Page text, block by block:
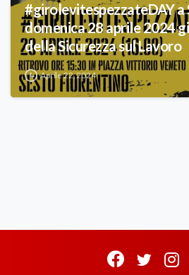
#girolevitespezzateDAY a
domenica 28 aprile 2024
della Sicurezza sul Lavoro
Aprile 22, 2024